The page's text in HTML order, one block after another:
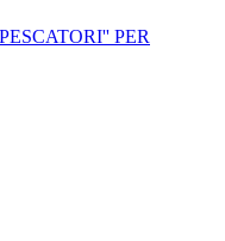
PER